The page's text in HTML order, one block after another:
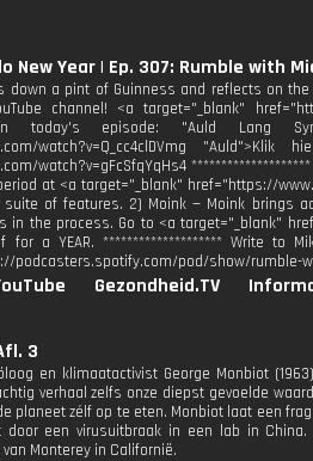
New Year | Ep. 307: Rumble with
down a pint of Guinness and reflects on
channel! <a target="_blank"
in today's episode: "⁠Auld Lang
watch?v=Q_cc4clDVmg
watch?v=gFcSfqYqHs4
at <a target="_blank" href="https://
suite of features. 2) Moink — Moink brings
the process. Go to <a target="_blank"
for a YEAR. ******************** Write to
podcasters.spotify.com/pod/show/rumble-
Gezondheid.TV
3
en klimaatactivist George Monbiot
verhaal zelfs onze diepst gevoelde
planeet zélf op te eten. Monbiot laat een
door een virusuitbraak in een lab in
Monterey in Californië.